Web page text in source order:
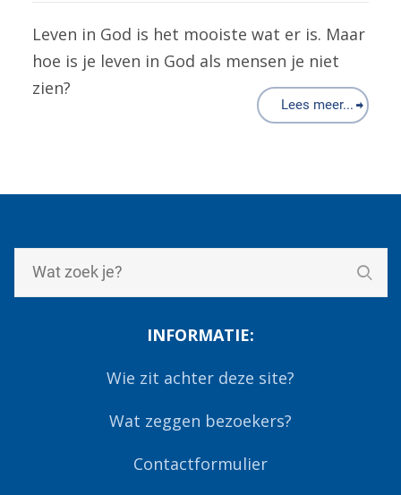
Leven in God is het mooiste wat er is. Maar
hoe is je leven in God als mensen je niet
zien?
Lees meer...
INFORMATIE:
Wie zit achter deze site?
Wat zeggen bezoekers?
Contactformulier